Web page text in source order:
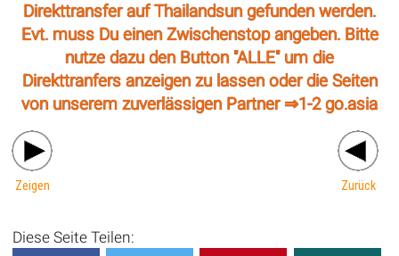
Direkttransfer auf Thailandsun gefunden werden.
Evt. muss Du einen Zwischenstop angeben. Bitte
nutze dazu den Button "ALLE" um die
Direkttranfers anzeigen zu lassen oder die Seiten
von unserem zuverlässigen Partner ⇒1-2 go.asia
Zeigen Zurück
Diese Seite Teilen: